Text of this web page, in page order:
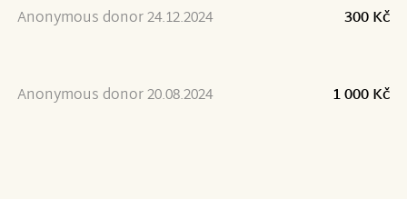
Anonymous donor 24.12.2024 300 Kč
Anonymous donor 20.08.2024 1 000 Kč